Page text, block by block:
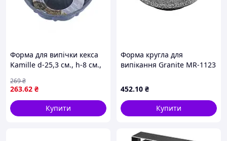
Форми для панеттоне - це поєднання практичності,
естетики та зручності в одному рішенні.
Форма для випічки кекса
Kamille d-25,3 см., h-8 см.,
263.62 ₴
269₴
Купити
Форма кругла для
випікання Granite MR-1123
452.10 ₴
Купити